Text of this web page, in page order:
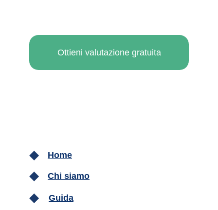
Ottieni valutazione gratuita
Home
Guida
Chi siamo